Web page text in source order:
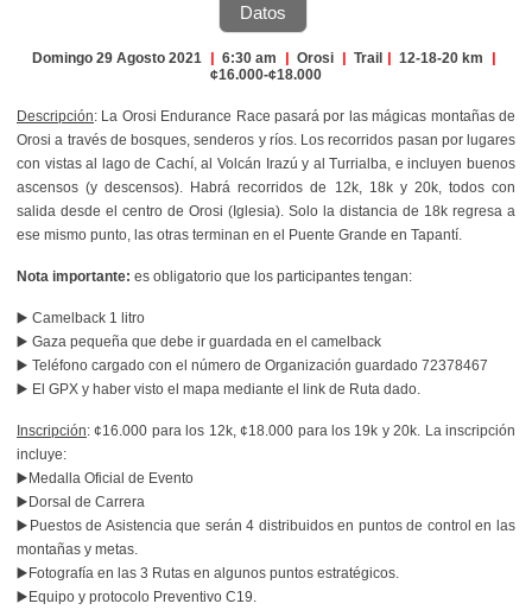
Datos
Domingo 29 Agosto 2021 | 6:30 am | Orosi | Trail | 12-18-20 km
|
¢16.000-¢18.000
Descripción: La Orosi Endurance Race pasará por las mágicas montañas de
Orosi a través de bosques, senderos y ríos. Los recorridos pasan por lugares
con vistas al lago de Cachí, al Volcán Irazú y al Turrialba, e incluyen buenos
ascensos (y descensos). Habrá recorridos de 12k, 18k y 20k, todos con
salida desde el centro de Orosi (Iglesia). Solo la distancia de 18k regresa a
ese mismo punto, las otras terminan en el Puente Grande en Tapantí.
Nota importante: es obligatorio que los participantes tengan:
▶️ Camelback 1 litro
▶️ Gaza pequeña que debe ir guardada en el camelback
▶️ Teléfono cargado con el número de Organización guardado 72378467
▶️ El GPX y haber visto el mapa mediante el link de Ruta dado.
Inscripción: ¢16.000 para los 12k, ¢18.000 para los 19k y 20k. La inscripción
incluye:
▶️Medalla Oficial de Evento
▶️Dorsal de Carrera
▶️Puestos de Asistencia que serán 4 distribuidos en puntos de control en las
montañas y metas.
▶️Fotografía en las 3 Rutas en algunos puntos estratégicos.
▶️Equipo y protocolo Preventivo C19.